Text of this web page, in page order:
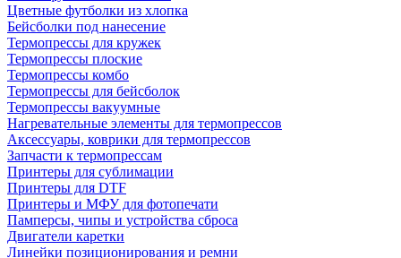
Цветные футболки из хлопка
Бейсболки под нанесение
Термопрессы для кружек
Термопрессы плоские
Термопрессы комбо
Термопрессы для бейсболок
Термопрессы вакуумные
Нагревательные элементы для термопрессов
Аксессуары, коврики для термопрессов
Запчасти к термопрессам
Принтеры для сублимации
Принтеры для DTF
Принтеры и МФУ для фотопечати
Памперсы, чипы и устройства сброса
Двигатели каретки
Линейки позиционирования и ремни